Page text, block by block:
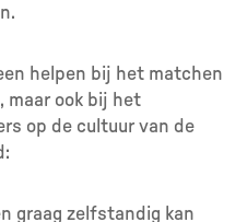
helpen bij het matchen
maar ook bij het
op de cultuur van de
graag zelfstandig kan